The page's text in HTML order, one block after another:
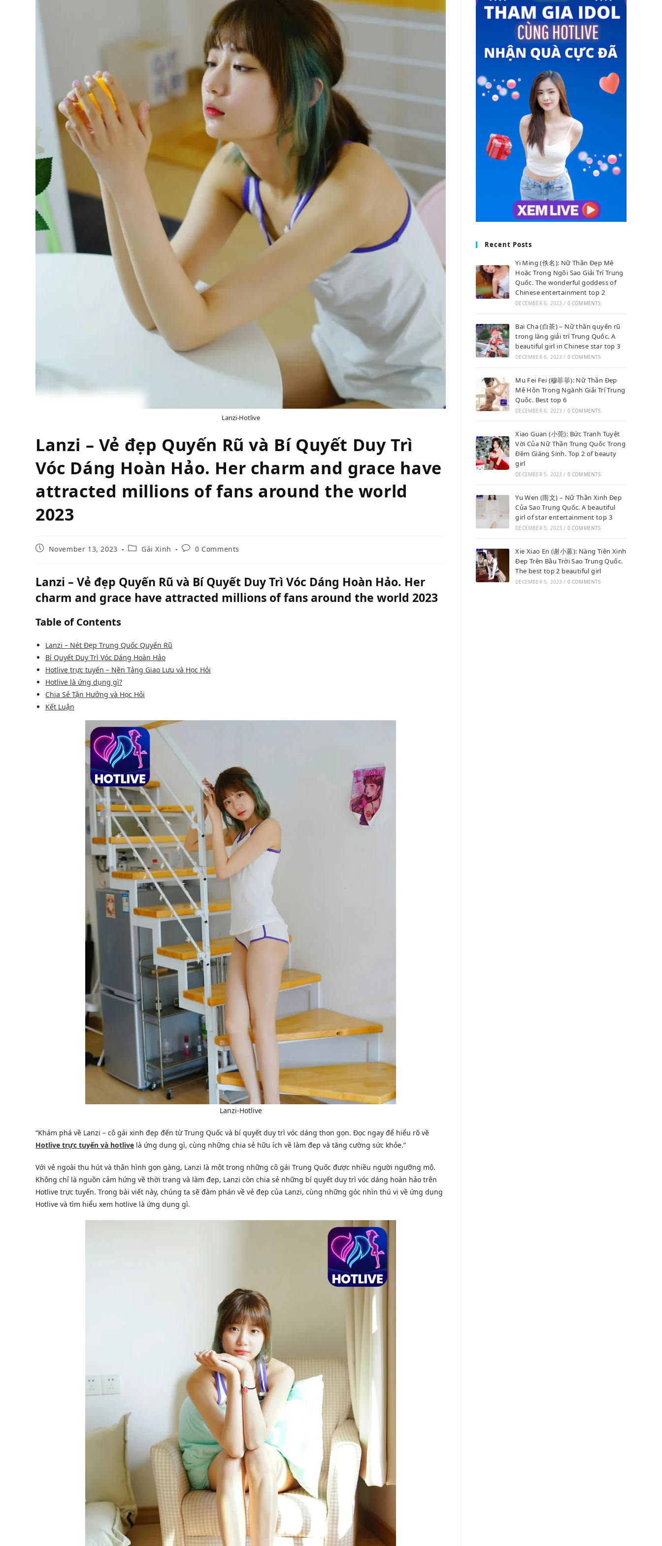
Lanzi-Hotlive
Lanzi – Vẻ đẹp Quyến Rũ và Bí Quyết Duy Trì
Vóc Dáng Hoàn Hảo. Her charm and grace have
attracted millions of fans around the world
2023
PostNovember 13, 2023
PostGái Xinh
Post0 Comments
Lanzi – Vẻ đẹp Quyến Rũ và Bí Quyết Duy Trì Vóc Dáng Hoàn Hảo. Her
charm and grace have attracted millions of fans around the world 2023
Table of Contents
Lanzi – Nét Đẹp Trung Quốc Quyến Rũ
Bí Quyết Duy Trì Vóc Dáng Hoàn Hảo
Hotlive trực tuyến – Nền Tảng Giao Lưu và Học Hỏi
Hotlive là ứng dụng gì?
Chia Sẻ Tận Hưởng và Học Hỏi
Kết Luận
Lanzi-Hotlive
“Khám phá về Lanzi – cô gái xinh đẹp đến từ Trung Quốc và bí quyết duy trì vóc dáng thon gọn. Đọc ngay để hiểu rõ về
Hotlive trực tuyến và hotlive là ứng dụng gì, cùng những chia sẻ hữu ích về làm đẹp và tăng cường sức khỏe.”
Với vẻ ngoài thu hút và thân hình gọn gàng, Lanzi là một trong những cô gái Trung Quốc được nhiều người ngưỡng mộ.
Không chỉ là nguồn cảm hứng về thời trang và làm đẹp, Lanzi còn chia sẻ những bí quyết duy trì vóc dáng hoàn hảo trên
Hotlive trực tuyến. Trong bài viết này, chúng ta sẽ đàm phán về vẻ đẹp của Lanzi, cùng những góc nhìn thú vị về ứng dụng
Hotlive và tìm hiểu xem hotlive là ứng dụng gì.
Recent Posts
Yi Ming (佚名): Nữ Thần Đẹp Mê
Hoặc Trong Ngôi Sao Giải Trí Trung
Quốc. The wonderful goddess of
Chinese entertainment top 2
DECEMBER 6, 2023 / 0 COMMENTS
Bai Cha (白茶) – Nữ thần quyến rũ
trong làng giải trí Trung Quốc. A
beautiful girl in Chinese star top 3
DECEMBER 6, 2023 / 0 COMMENTS
Mu Fei Fei (穆菲菲): Nữ Thần Đẹp
Mê Hồn Trong Ngành Giải Trí Trung
Quốc. Best top 6
DECEMBER 6, 2023 / 0 COMMENTS
Xiao Guan (小莞): Bức Tranh Tuyệt
Vời Của Nữ Thần Trung Quốc Trong
Đêm Giáng Sinh. Top 2 of beauty
girl
DECEMBER 5, 2023 / 0 COMMENTS
Yu Wen (雨文) – Nữ Thần Xinh Đẹp
Của Sao Trung Quốc. A beautiful
girl of star entertainment top 3
DECEMBER 5, 2023 / 0 COMMENTS
Xie Xiao En (谢小蒽): Nàng Tiên Xinh
Đẹp Trên Bầu Trời Sao Trung Quốc.
The best top 2 beautiful girl
DECEMBER 5, 2023 / 0 COMMENTS